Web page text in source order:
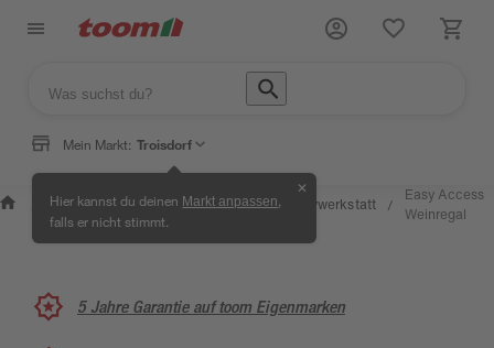
Mein Markt: Troisdorf
Hier kannst du deinen Markt anpassen
falls er nicht stimmt.
✕
Wissen &
Service
/
Selbermachen
& Ratgeber
/ Kreativwerkstatt /
Easy Access
Weinregal
5 Jahre Garantie auf toom Eigenmarken